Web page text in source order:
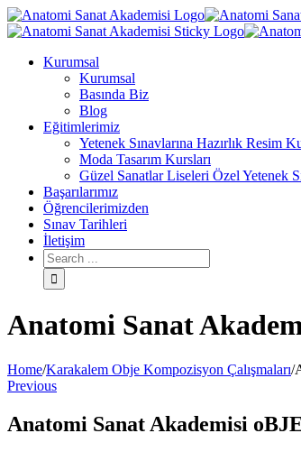
Kurumsal
Kurumsal
Basında Biz
Blog
Eğitimlerimiz
Yetenek Sınavlarına Hazırlık Resim
Moda Tasarım Kursları
Güzel Sanatlar Liseleri Özel Yetenek
Başarılarımız
Öğrencilerimizden
Sınav Tarihleri
İletişim
Anatomi Sanat
Home/Karakalem Obje Kompozisyon Çalışmaları/
Previous
Anatomi Sanat Akademisi